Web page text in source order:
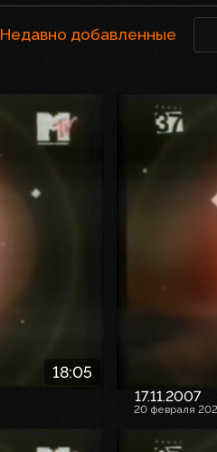
Недавно добавленные
18:05
17.11.2007
20 февраля